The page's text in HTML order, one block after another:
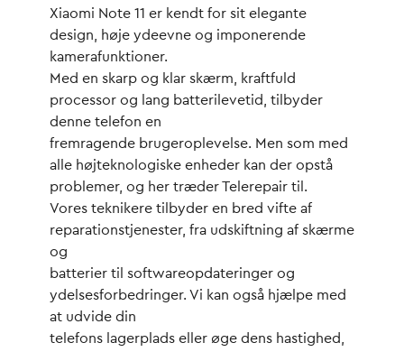
Xiaomi Note 11 er kendt for sit elegante
design, høje ydeevne og imponerende
kamerafunktioner.
Med en skarp og klar skærm, kraftfuld
processor og lang batterilevetid, tilbyder
denne telefon en
fremragende brugeroplevelse. Men som med
alle højteknologiske enheder kan der opstå
problemer, og her træder Telerepair til.
Vores teknikere tilbyder en bred vifte af
reparationstjenester, fra udskiftning af skærme
og
batterier til softwareopdateringer og
ydelsesforbedringer. Vi kan også hjælpe med
at udvide din
telefons lagerplads eller øge dens hastighed,